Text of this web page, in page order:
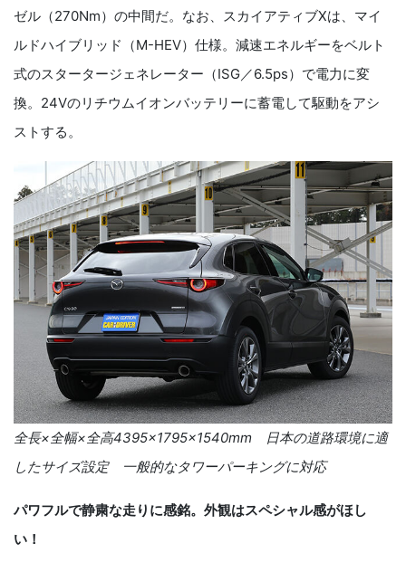
ゼル（270Nm）の中間だ。なお、スカイアティブXは、マイ
ルドハイブリッド（M-HEV）仕様。減速エネルギーをベルト
式のスタータージェネレーター（ISG／6.5ps）で電力に変
換。24Vのリチウムイオンバッテリーに蓄電して駆動をアシ
ストする。
全長×全幅×全高4395×1795×1540mm 日本の道路環境に適
したサイズ設定 一般的なタワーパーキングに対応
パワフルで静粛な走りに感銘。外観はスペシャル感がほし
い！